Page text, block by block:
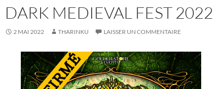
DARK MEDIEVAL FEST 2022
2 MAI 2022 THARINKU LAISSER UN COMMENTAIRE